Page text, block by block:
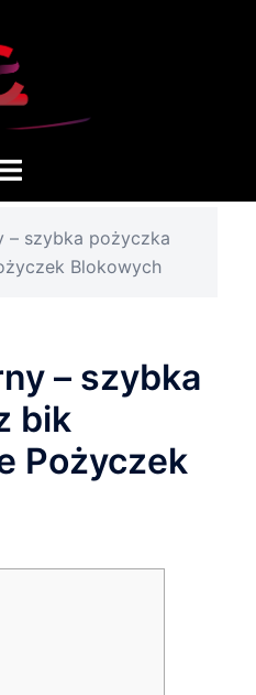
– szybka pożyczka
Blokowych
– szybka
bik
Pożyczek